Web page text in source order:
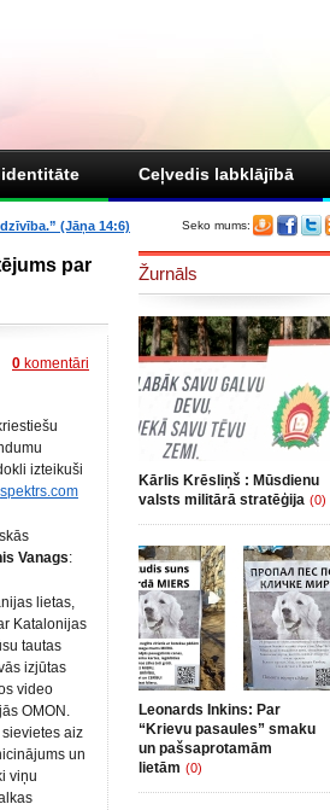
Ceļvedis labklājībā
Seko mums:
(Jāņa 14:6)
par
0 komentāri
izteikuši
spektrs.com
Vanags:
lietas,
Katalonijas
tautas
izjūtas
video
OMON.
aiz
un
viņu
Žurnāls
Kārlis Krēsliņš : Mūsdienu
valsts militārā stratēģija (0)
Leonards Inkins: Par
“Krievu pasaules” smaku
un pašsaprotamām
lietām (0)